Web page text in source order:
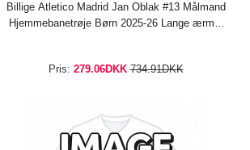
Billige Atletico Madrid Jan Oblak #13 Målmand
Hjemmebanetrøje Børn 2025-26 Lange ærmer
Pris: 279.06DKK 734.91DKK